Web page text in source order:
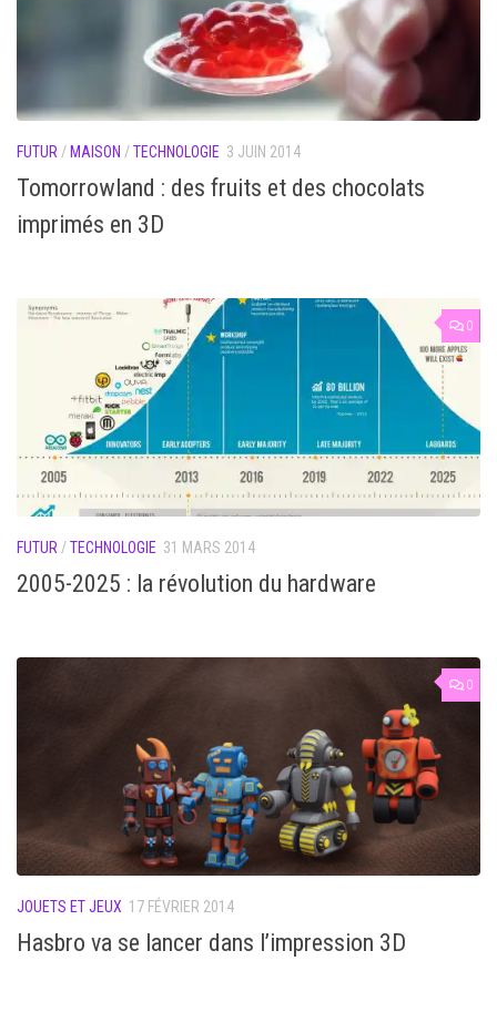
FUTUR / MAISON /TECHNOLOGIE 3 JUIN 2014
Tomorrowland : des fruits et des chocolats
imprimés en 3D
0
FUTUR /TECHNOLOGIE 31 MARS 2014
2005-2025 : la révolution du hardware
0
JOUETS ET JEUX 17 FÉVRIER 2014
Hasbro va se lancer dans l’impression 3D